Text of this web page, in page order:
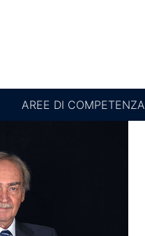
AREE DI COMPETENZA